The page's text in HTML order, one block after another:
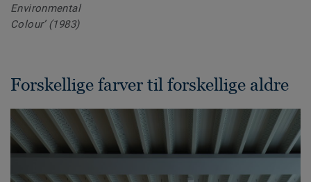
Environmental
Colour’ (1983)
Forskellige farver til forskellige aldre